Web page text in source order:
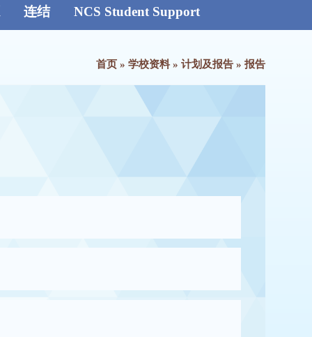
连结 NCS Student Support
首页» 学校资料» 计划及报告» 报告